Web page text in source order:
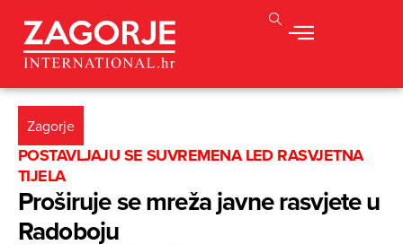
Zagorje
POSTAVLJAJU SE SUVREMENA LED RASVJETNA
TIJELA
Proširuje se mreža javne rasvjete u
Radoboju